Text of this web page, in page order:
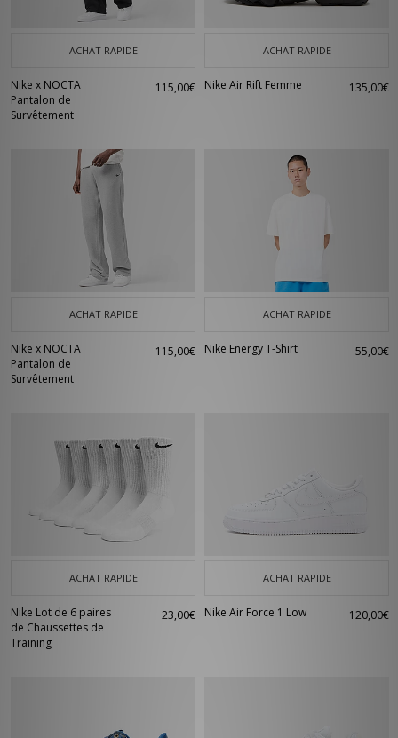
ACHAT RAPIDE
Nike x NOCTA
Pantalon de
Survêtement
115,00€
ACHAT RAPIDE
Nike Air Rift Femme 135,00€
ACHAT RAPIDE
Nike x NOCTA
Pantalon de
Survêtement
115,00€
ACHAT RAPIDE
Nike Energy T-Shirt 55,00€
ACHAT RAPIDE
Nike Lot de 6 paires
de Chaussettes de
Training
23,00€
ACHAT RAPIDE
Nike Air Force 1 Low 120,00€